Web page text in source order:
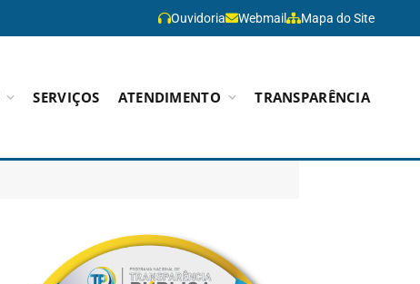
Ouvidoria Webmail Mapa do Site
SERVIÇOS ATENDIMENTO TRANSPARÊNCIA